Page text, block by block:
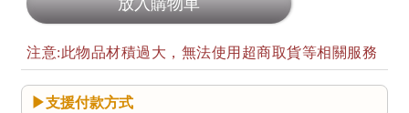
注意:此物品材積過大，無法使用超商取貨等相關服務
支援付款方式